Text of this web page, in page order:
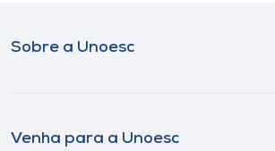
Sobre a Unoesc
Venha para a Unoesc